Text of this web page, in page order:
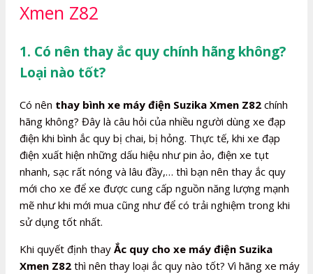
Xmen Z82
1. Có nên thay ắc quy chính hãng không?
Loại nào tốt?
Có nên thay bình xe máy điện Suzika Xmen Z82 chính
hãng không? Đây là câu hỏi của nhiều người dùng xe đạp
điện khi bình ắc quy bị chai, bị hỏng. Thực tế, khi xe đạp
điện xuất hiện những dấu hiệu như pin ảo, điện xe tụt
nhanh, sạc rất nóng và lâu đầy,… thì bạn nên thay ắc quy
mới cho xe để xe được cung cấp nguồn năng lượng mạnh
mẽ như khi mới mua cũng như để có trải nghiệm trong khi
sử dụng tốt nhất.
Khi quyết định thay Ắc quy cho xe máy điện Suzika
Xmen Z82 thì nên thay loại ắc quy nào tốt? Vì hãng xe máy